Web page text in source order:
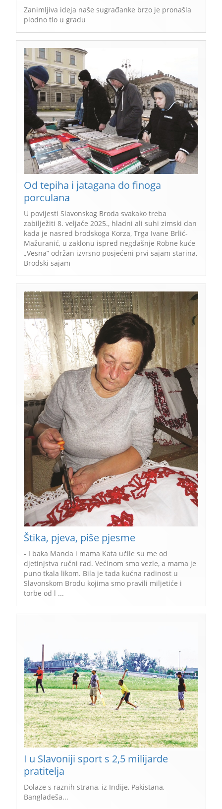
Zanimljiva ideja naše sugrađanke brzo je pronašla
plodno tlo u gradu
Od tepiha i jatagana do finoga
porculana
U povijesti Slavonskog Broda svakako treba
zabilježiti 8. veljače 2025., hladni ali suhi zimski dan
kada je nasred brodskoga Korza, Trga Ivane Brlić-
Mažuranić, u zaklonu ispred negdašnje Robne kuće
„Vesna” održan izvrsno posjećeni prvi sajam starina,
Brodski sajam
Štika, pjeva, piše pjesme
- I baka Manda i mama Kata učile su me od
djetinjstva ručni rad. Većinom smo vezle, a mama je
puno tkala likom. Bila je tada kućna radinost u
Slavonskom Brodu kojima smo pravili miljetiće i
torbe od l ...
I u Slavoniji sport s 2,5 milijarde
pratitelja
Dolaze s raznih strana, iz Indije, Pakistana,
Bangladeša...